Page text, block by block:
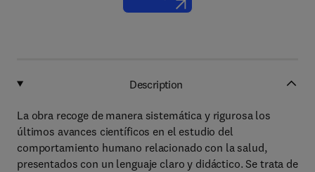
Description
La obra recoge de manera sistemática y rigurosa los
últimos avances científicos en el estudio del
comportamiento humano relacionado con la salud,
presentados con un lenguaje claro y didáctico. Se trata de